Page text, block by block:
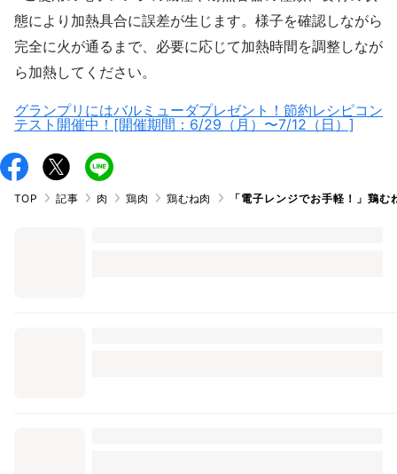
態により加熱具合に誤差が生じます。様子を確認しながら
完全に火が通るまで、必要に応じて加熱時間を調整しなが
ら加熱してください。
グランプリにはバルミューダプレゼント！節約レシピコン
テスト開催中！[開催期間：6/29（月）〜7/12（日）]
TOP 記事 肉 鶏肉 鶏むね肉 「電子レンジでお手軽！」鶏